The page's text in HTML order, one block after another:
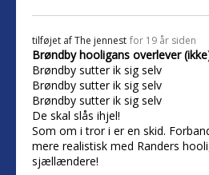
tilføjet afThe jennest for 19 år siden
Brøndby hooligans overlever
Brøndby sutter ik sig selv
Brøndby sutter ik sig selv
Brøndby sutter ik sig selv
De skal slås ihjel!
Som om i tror i er en skid.
mere realistisk med Randers
sjællændere!